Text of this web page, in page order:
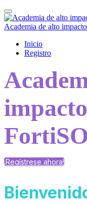
Academia de alto
Inicio
Registro
¡Regístrese ahora!